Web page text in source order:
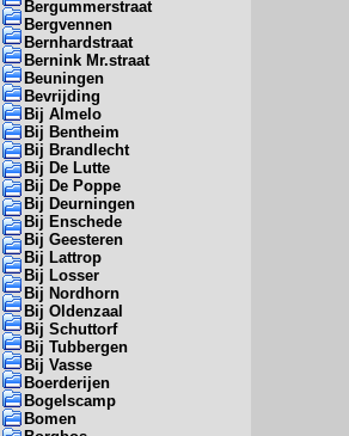
Bergummerstraat
Bergvennen
Bernhardstraat
Bernink Mr.straat
Beuningen
Bevrijding
Bij Almelo
Bij Bentheim
Bij Brandlecht
Bij De Lutte
Bij De Poppe
Bij Deurningen
Bij Enschede
Bij Geesteren
Bij Lattrop
Bij Losser
Bij Nordhorn
Bij Oldenzaal
Bij Schuttorf
Bij Tubbergen
Bij Vasse
Boerderijen
Bogelscamp
Bomen